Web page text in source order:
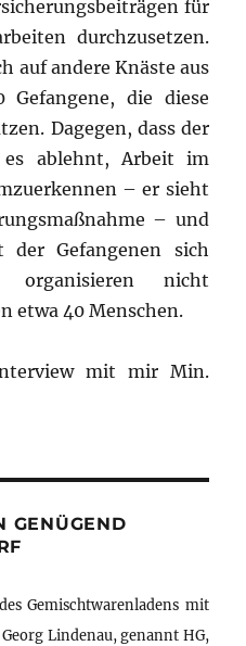
für
durchzusetzen.
auf andere Knäste aus
die diese
Dagegen, dass der
es ablehnt, Arbeit im
– er sieht
– und
der Gefangenen sich
organisieren nicht
etwa 40 Menschen.
mit mir Min.
GENÜGEND
Gemischtwarenladens mit
Lindenau, genannt HG,